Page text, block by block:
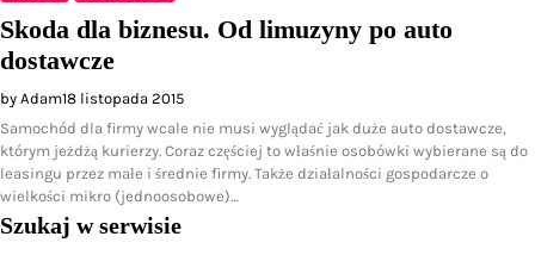
Skoda dla biznesu. Od limuzyny po auto
dostawcze
by Adam18 listopada 2015
Samochód dla firmy wcale nie musi wyglądać jak duże auto dostawcze,
którym jeżdżą kurierzy. Coraz częściej to właśnie osobówki wybierane są do
leasingu przez małe i średnie firmy. Także działalności gospodarcze o
wielkości mikro (jednoosobowe)…
Szukaj w serwisie